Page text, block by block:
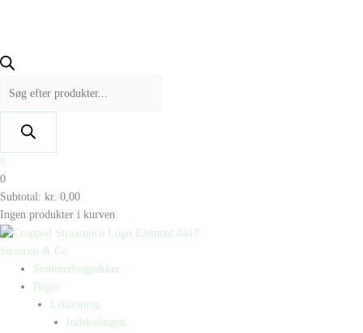
0
0
Subtotal: kr. 0,00
Ingen produkter i kurven
Straarup & Co
Sommerbogpakker
Bøger
Letlæsning
Indskolingen